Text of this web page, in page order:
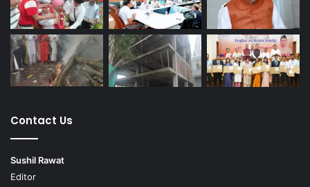
Contact Us
Sushil Rawat
Editor